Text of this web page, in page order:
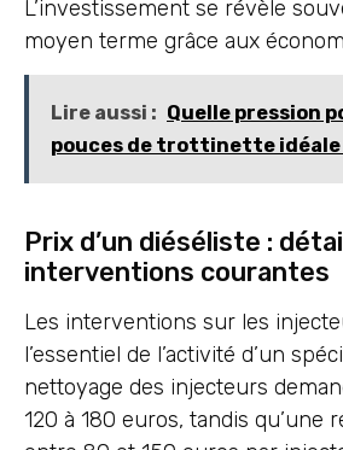
L’investissement se révèle
moyen terme grâce aux
Lire aussi : Quelle pression
pouces de trottinette idéale
Prix d’un diéséliste :
interventions courantes
Les interventions sur les
l’essentiel de l’activité d’un
nettoyage des injecteurs
120 à 180 euros, tandis qu’une